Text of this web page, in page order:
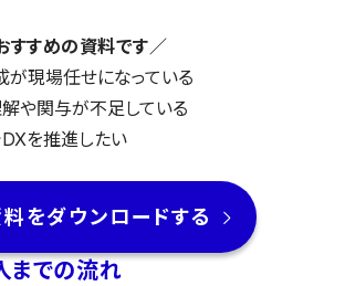
すすめの資料です／
が現場任せになっている
や関与が不足している
を推進したい
をダウンロードする
までの流れ